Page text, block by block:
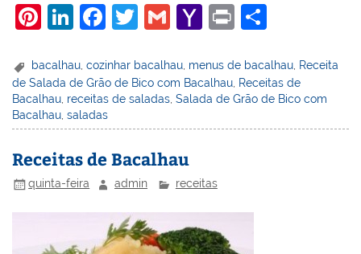
Pi
er
e
st
Li
k
e
dI
F
c
e
b
o
k
T
itt
er
G
ai
l
Y
h
o
ai
l
Pr
t
ar
e
bacalhau,cozinhar bacalhau, menus de bacalhau, Receita
de Salada de Grão de Bico com Bacalhau Receitas de
Bacalhau receitas de saladas ,Salada de Grão de Bico com
Bacalhau ,saladas
Receitas de Bacalhau
quinta-feira admin receitas